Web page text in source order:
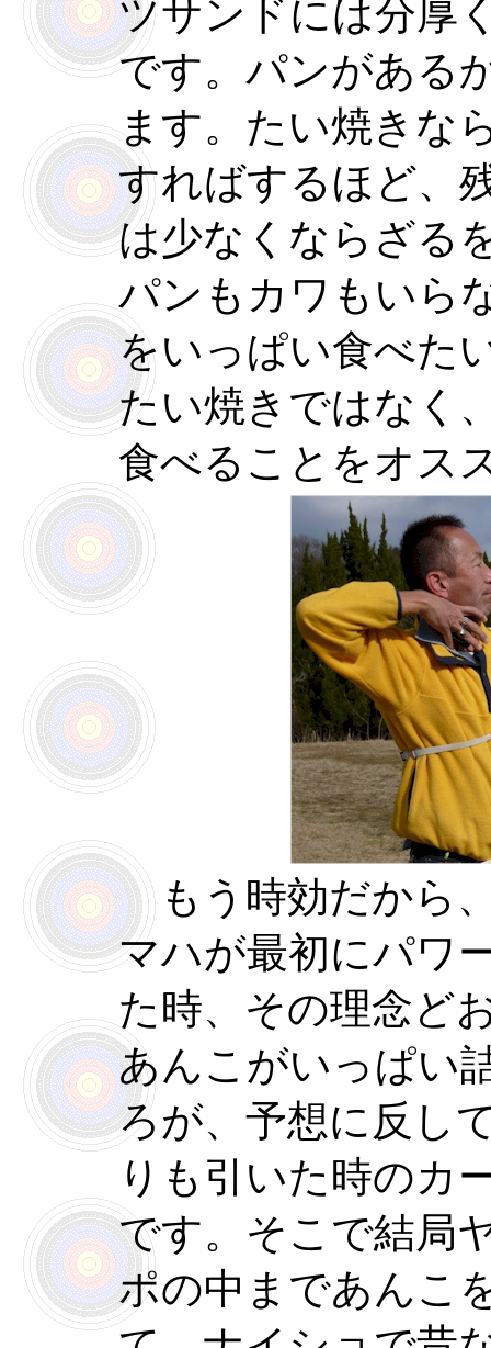
ツサンドには分厚
です。パンがある
ます。たい焼きな
すればするほど、
は少なくならざる
パンもカワもいら
をいっぱい食べた
たい焼きではなく
食べることをオス
もう時効だから
マハが最初にパワ
た時、その理念ど
あんこがいっぱい
ろが、予想に反し
りも引いた時のカ
です。そこで結局
ポの中まであんこ